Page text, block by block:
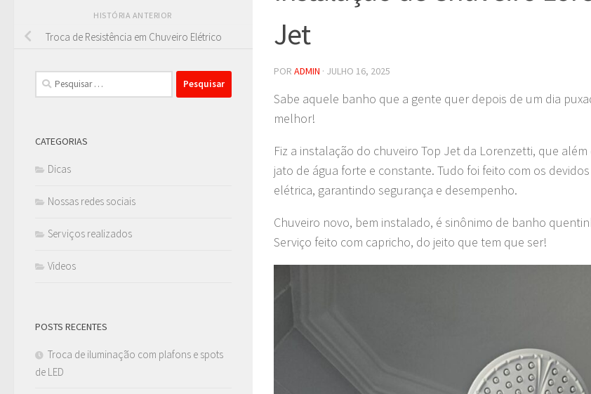
Jet
POR ADMIN · JULHO 16, 2025
Sabe aquele banho que a gente quer depois de um dia
melhor!
Fiz a instalação do chuveiro Top Jet da Lorenzetti, que
jato de água forte e constante. Tudo foi feito com os
elétrica, garantindo segurança e desempenho.
Chuveiro novo, bem instalado, é sinônimo de banho
Serviço feito com capricho, do jeito que tem que ser!
HISTÓRIA ANTERIOR
Troca de Resistência em Chuveiro Elétrico
Pesquisar
por:
CATEGORIAS
Dicas
Nossas redes sociais
Serviços realizados
Videos
POSTS RECENTES
Troca de iluminação com plafons e spots
de LED